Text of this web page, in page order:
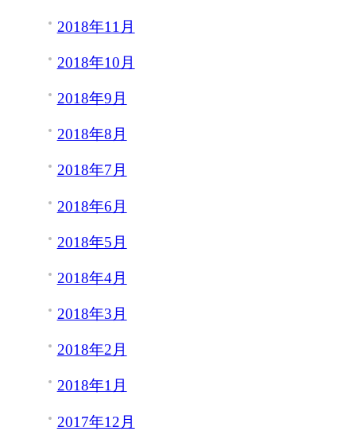
2018年11月
2018年10月
2018年9月
2018年8月
2018年7月
2018年6月
2018年5月
2018年4月
2018年3月
2018年2月
2018年1月
2017年12月